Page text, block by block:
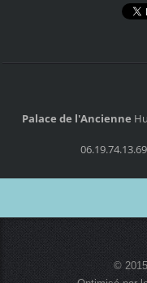
Palace de l'Ancienne
06.19.74.13.69
©